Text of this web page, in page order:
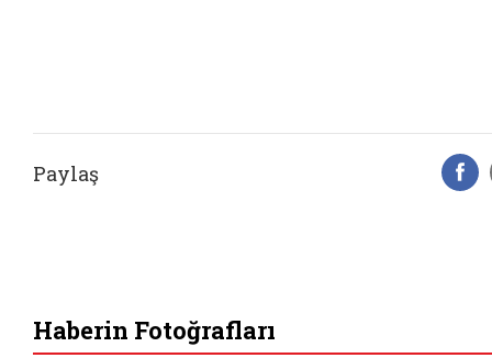
Paylaş
Haberin Fotoğrafları